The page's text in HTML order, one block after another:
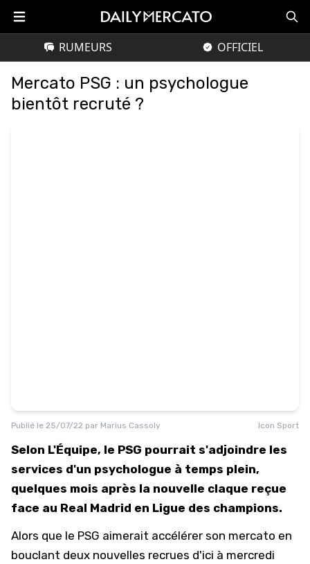
RUMEURS OFFICIEL
Mercato PSG : un psychologue
bientôt recruté ?
Publié le 25/07/22 par Marius Cassoly Icon Sport
Selon L'Équipe, le PSG pourrait s'adjoindre les
services d'un psychologue à temps plein,
quelques mois après la nouvelle claque reçue
face au Real Madrid en Ligue des champions.
Alors que le PSG aimerait accélérer son mercato en
bouclant deux nouvelles recrues d'ici à mercredi